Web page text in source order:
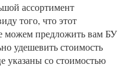
ассортимент
того, что этот
можем предложить вам БУ
удешевить стоимость
указаны со стоимостью